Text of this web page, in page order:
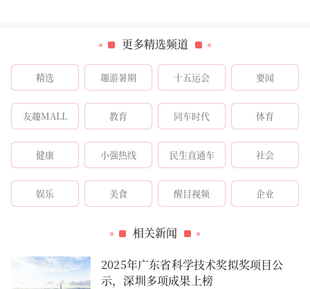
更多精选频道
精选 趣游暑期 十五运会 要闻
友趣MALL 教育 同车时代 体育
健康 小强热线 民生直通车 社会
娱乐 美食 醒目视频 企业
相关新闻
2025年广东省科学技术奖拟奖项目公
示，深圳多项成果上榜